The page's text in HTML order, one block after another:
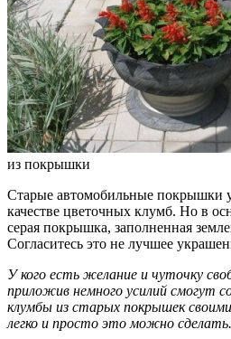
из покрышки
Старые автомобильные покрышки
качестве цветочных клумб. Но в
серая покрышка, заполненная
Согласитесь это не лучшее
У кого есть желание и чуточку
приложив немного усилий смогут
клумбы из старых покрышек
легко и просто это можно сделать.